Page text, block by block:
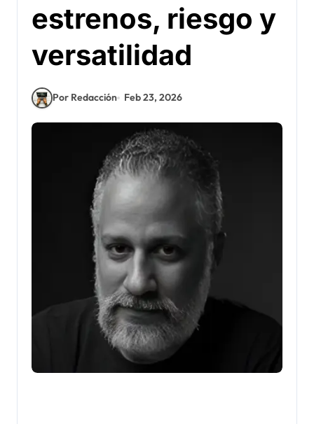
estrenos, riesgo y
versatilidad
Por Redacción Feb 23, 2026